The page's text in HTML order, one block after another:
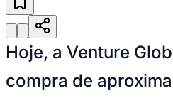
Bairros de Americana
CentroJardim Girassol
Para Sua Empresa
Anuncie no Portal
Divulgar VagasNovo
Hoje, a Venture
compra de